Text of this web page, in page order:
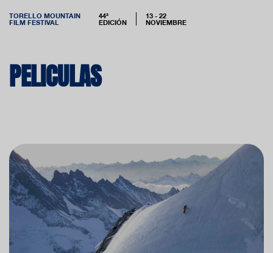
TORELLO MOUNTAIN
FILM FESTIVAL
44ª
EDICIÓN
13 - 22
NOVIEMBRE
PELICULAS